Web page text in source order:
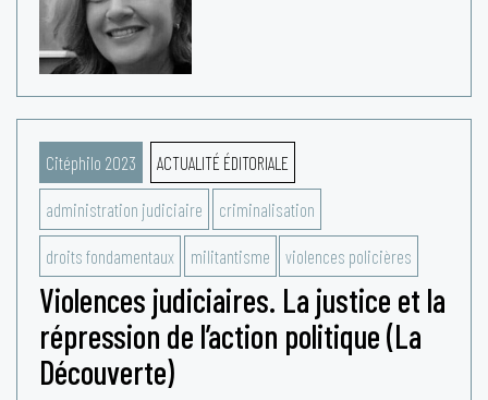
Citéphilo 2023 ACTUALITÉ ÉDITORIALE
administration judiciaire criminalisation
droits fondamentaux militantisme violences policières
Violences judiciaires. La justice et la
répression de l’action politique (La
Découverte)